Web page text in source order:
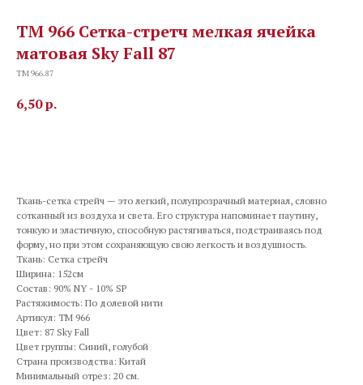
TM 966 Сетка-стретч мелкая ячейка
матовая Sky Fall 87
TM 966.87
6,50р.
Ткань-сетка стрейч — это легкий, полупрозрачный материал, словно
сотканный из воздуха и света. Его структура напоминает паутину,
тонкую и эластичную, способную растягиваться, подстраиваясь под
форму, но при этом сохраняющую свою легкость и воздушность.
Ткань: Сетка стрейч
Ширина: 152см
Состав: 90% NY - 10% SP
Растяжимость: По долевой нити
Артикул: TM 966
Цвет: 87 Sky Fall
Цвет группы: Синий, голубой
Страна производства: Китай
Минимальный отрез: 20 см.